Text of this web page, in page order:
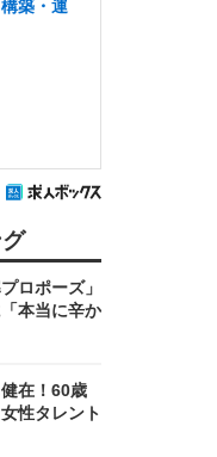
築・運
ロポーズ」
本当に辛か
在！60歳
性タレント